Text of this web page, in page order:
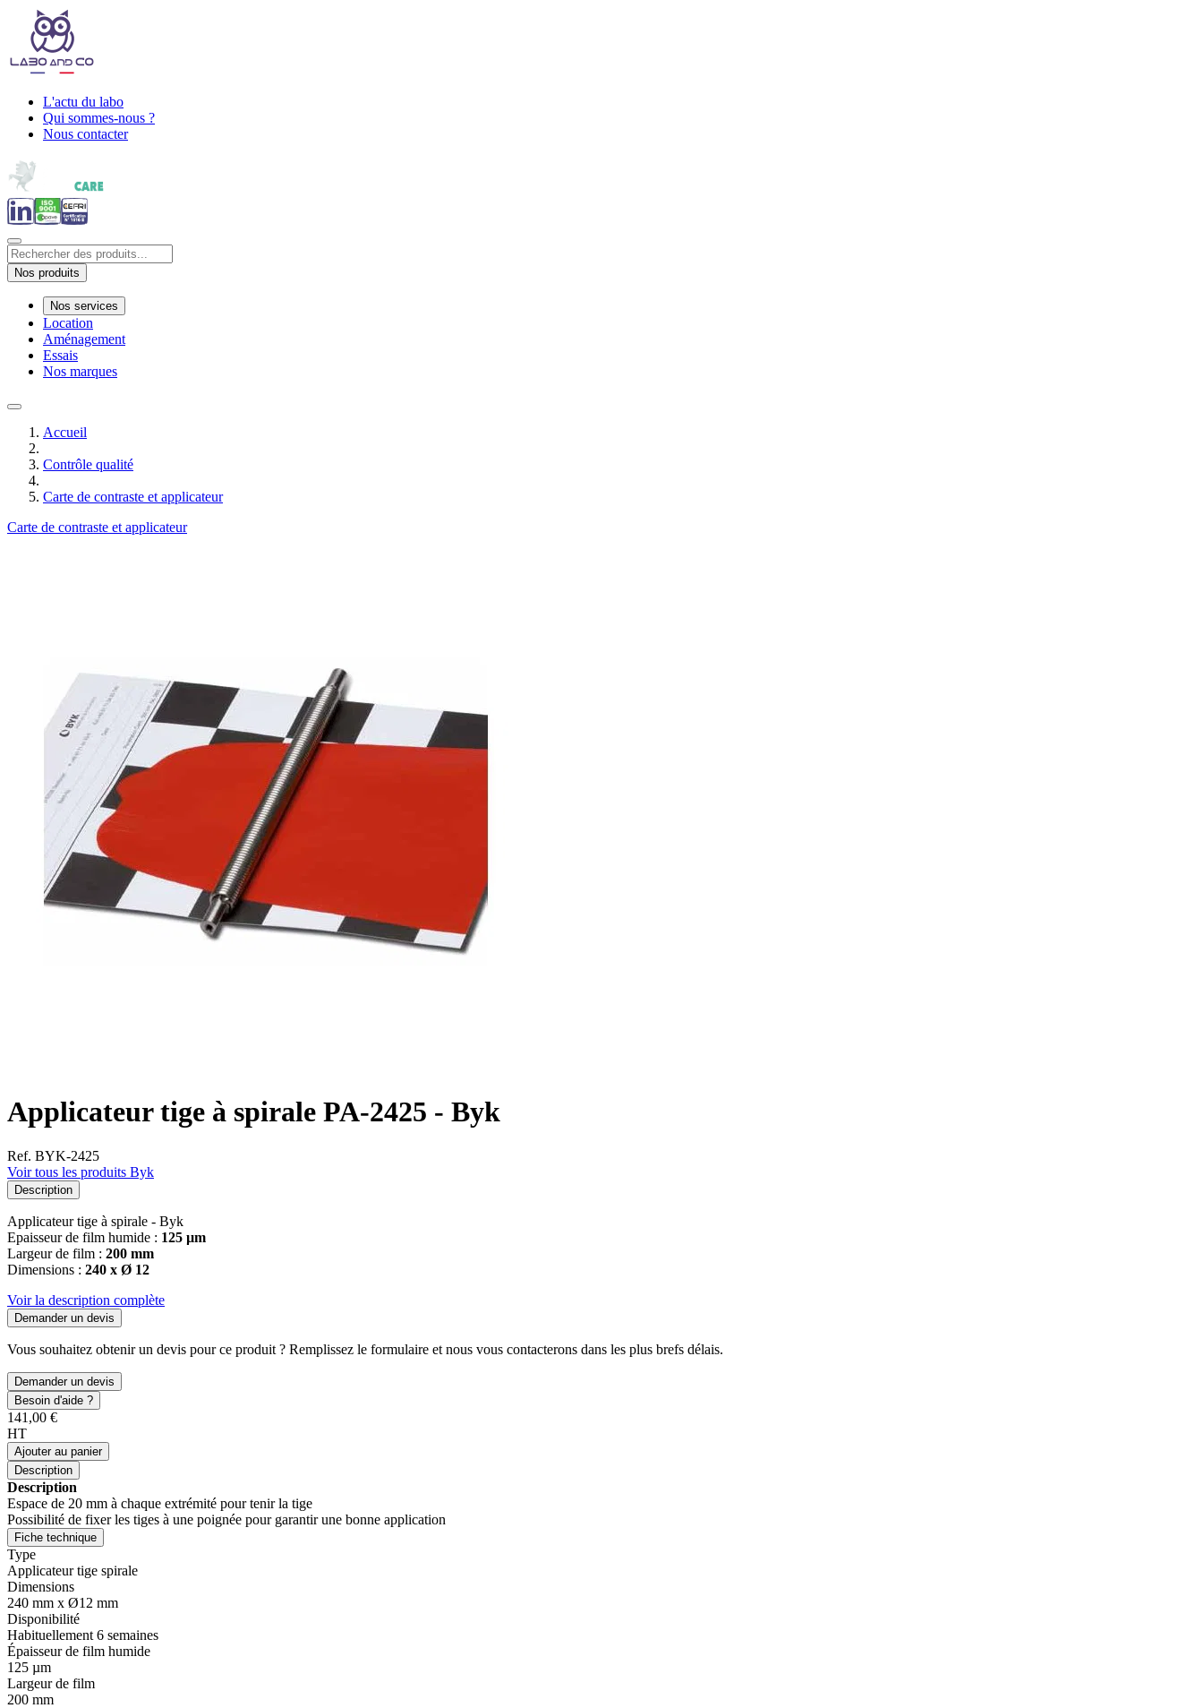
L'actu du labo
Qui sommes-nous ?
Nous contacter
Nos produits
Nos services
Location
Aménagement
Essais
Nos marques
Accueil
Contrôle qualité
Carte de contraste et applicateur
Carte de contraste et applicateur
Applicateur tige à spirale PA-2425 - Byk
Ref. BYK-2425
Voir tous les produits Byk
Description
Applicateur tige à spirale - Byk
Epaisseur de film humide : 125 µm
Largeur de film : 200 mm
Dimensions : 240 x Ø 12
Voir la description complète
Demander un devis
Vous souhaitez obtenir un devis pour ce produit ? Remplissez le formulaire et nous vous contacterons dans les plus brefs délais.
Demander un devis
Besoin d'aide ?
141,00 €
HT
Ajouter au panier
Description
Description
Espace de 20 mm à chaque extrémité pour tenir la tige
Possibilité de fixer les tiges à une poignée pour garantir une bonne application
Fiche technique
Type
Applicateur tige spirale
Dimensions
240 mm x Ø12 mm
Disponibilité
Habituellement 6 semaines
Épaisseur de film humide
125 µm
Largeur de film
200 mm